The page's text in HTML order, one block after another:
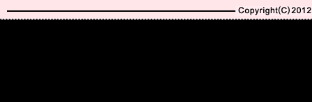
Copyright(C)2010-